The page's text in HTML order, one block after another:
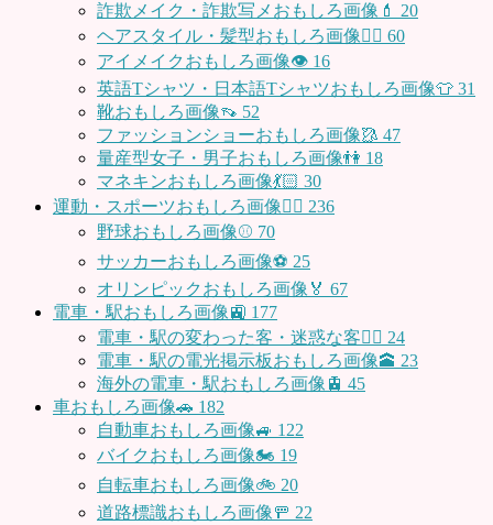
詐欺メイク・詐欺写メおもしろ画像💄 20
ヘアスタイル・髪型おもしろ画像👱‍♀️ 60
アイメイクおもしろ画像👁 16
英語Tシャツ・日本語Tシャツおもしろ画像👕 31
靴おもしろ画像👡 52
ファッションショーおもしろ画像🥻 47
量産型女子・男子おもしろ画像👫 18
マネキンおもしろ画像💃🏻 30
運動・スポーツおもしろ画像🏃‍♂️ 236
野球おもしろ画像⚾ 70
サッカーおもしろ画像⚽️ 25
オリンピックおもしろ画像🏅 67
電車・駅おもしろ画像🚉 177
電車・駅の変わった客・迷惑な客🤦‍♀️ 24
電車・駅の電光掲示板おもしろ画像🕋 23
海外の電車・駅おもしろ画像🚊 45
車おもしろ画像🚗 182
自動車おもしろ画像🚙 122
バイクおもしろ画像🏍 19
自転車おもしろ画像🚲 20
道路標識おもしろ画像🚥 22